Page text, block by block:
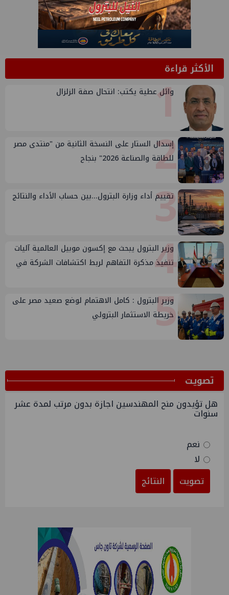
الأكثر قراءة1
وائل عطية يكتب: انتحال صفة الزلزال
2
إسدال الستار على النسخة الثانية من "منتدى مصر
للطاقة والصناعة 2026" بنجاح
3
تقييم أداء وزارة البترول...بين حساب الأداء والنتائج
4
وزير البترول يبحث مع إكسون موبيل العالمية آليات
تنفيذ مذكرة التفاهم لربط اكتشافات الشركة في
5
وزير البترول : كامل الاهتمام لوضع صعيد مصر على
خريطة الاستثمار البترولي
ﺗﺼﻮﻳﺖ
هل تؤيدون منح المهندسين اجازة بدون مرتب لمدة عشر
سنوات
نعم
لا
تصويت
النتائج